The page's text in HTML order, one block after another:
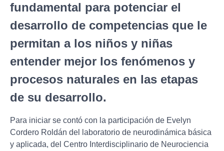
fundamental para potenciar el
desarrollo de competencias que le
permitan a los niños y niñas
entender mejor los fenómenos y
procesos naturales en las etapas
de su desarrollo.
Para iniciar se contó con la participación de Evelyn
Cordero Roldán del laboratorio de neurodinámica básica
y aplicada, del Centro Interdisciplinario de Neurociencia